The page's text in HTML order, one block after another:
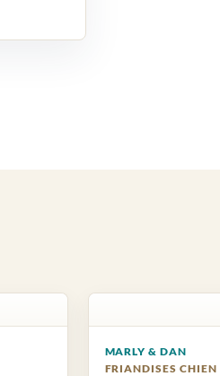
MARLY & DAN
FRIANDISES CHIEN